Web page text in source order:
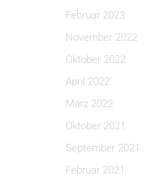
Februar 2023
November 2022
Oktober 2022
April 2022
März 2022
Oktober 2021
September 2021
Februar 2021